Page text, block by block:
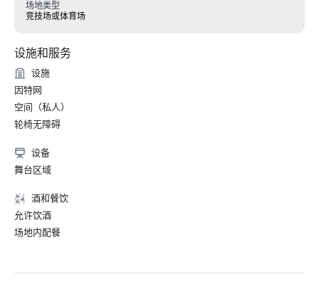
场地类型
竞技场或体育场
设施和服务
设施
因特网
空间（私人）
轮椅无障碍
设备
舞台区域
酒和餐饮
允许饮酒
场地内配餐